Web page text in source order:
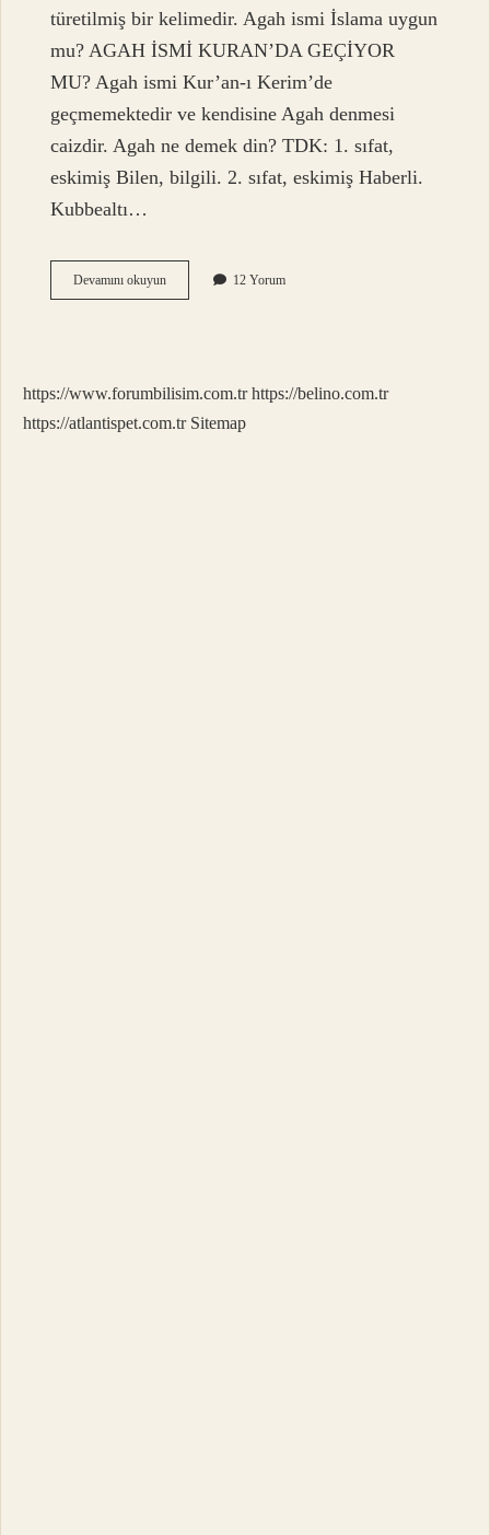
türetilmiş bir kelimedir. Agah ismi İslama uygun
mu? AGAH İSMİ KURAN’DA GEÇİYOR
MU? Agah ismi Kur’an-ı Kerim’de
geçmemektedir ve kendisine Agah denmesi
caizdir. Agah ne demek din? TDK: 1. sıfat,
eskimiş Bilen, bilgili. 2. sıfat, eskimiş Haberli.
Kubbealtı…
Devamını okuyunAgah
Ismi
12 Yorum
https://www.forumbilisim.com.tr https://belino.com.tr
https://atlantispet.com.tr Sitemap